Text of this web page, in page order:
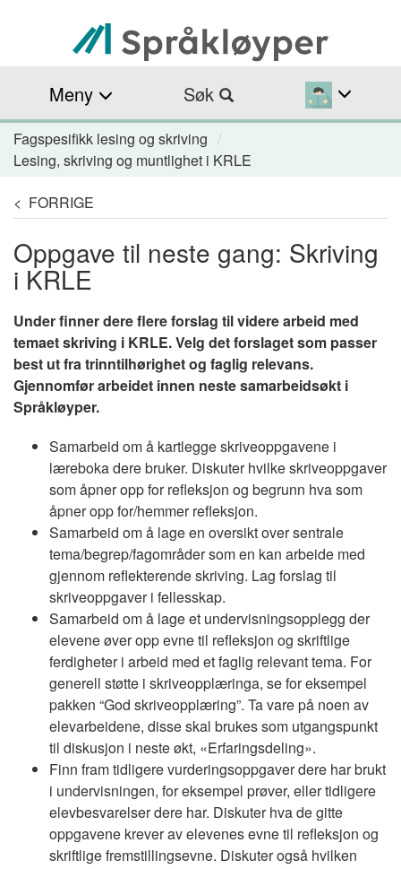
hovedinnhold
Meny Søk
Navigasjonssti
Fagspesifikk lesing og skriving
Lesing, skriving og muntlighet i KRLE
< FORRIGE
Oppgave til neste gang: Skriving
i KRLE
Under finner dere flere forslag til videre arbeid med
temaet skriving i KRLE. Velg det forslaget som passer
best ut fra trinntilhørighet og faglig relevans.
Gjennomfør arbeidet innen neste samarbeidsøkt i
Språkløyper.
Samarbeid om å kartlegge skriveoppgavene i
læreboka dere bruker. Diskuter hvilke skriveoppgaver
som åpner opp for refleksjon og begrunn hva som
åpner opp for/hemmer refleksjon.
Samarbeid om å lage en oversikt over sentrale
tema/begrep/fagområder som en kan arbeide med
gjennom reflekterende skriving. Lag forslag til
skriveoppgaver i fellesskap.
Samarbeid om å lage et undervisningsopplegg der
elevene øver opp evne til refleksjon og skriftlige
ferdigheter i arbeid med et faglig relevant tema. For
generell støtte i skriveopplæringa, se for eksempel
pakken “God skriveopplæring”. Ta vare på noen av
elevarbeidene, disse skal brukes som utgangspunkt
til diskusjon i neste økt, «Erfaringsdeling».
Finn fram tidligere vurderingsoppgaver dere har brukt
i undervisningen, for eksempel prøver, eller tidligere
elevbesvarelser dere har. Diskuter hva de gitte
oppgavene krever av elevenes evne til refleksjon og
skriftlige fremstillingsevne. Diskuter også hvilken